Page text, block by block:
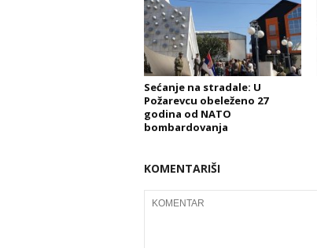
Sećanje na stradale: U
Požarevcu obeleženo 27
godina od NATO
bombardovanja
KOMENTARIŠI